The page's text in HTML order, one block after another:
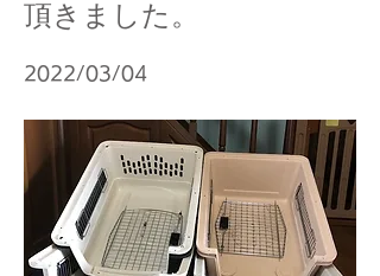
頂きました。
2022/03/04